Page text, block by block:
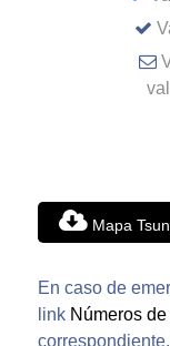
Mapa
En caso de
link Números
correspondiente.